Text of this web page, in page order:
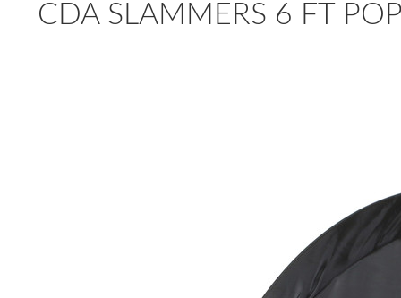
CDA SLAMMERS 6 FT